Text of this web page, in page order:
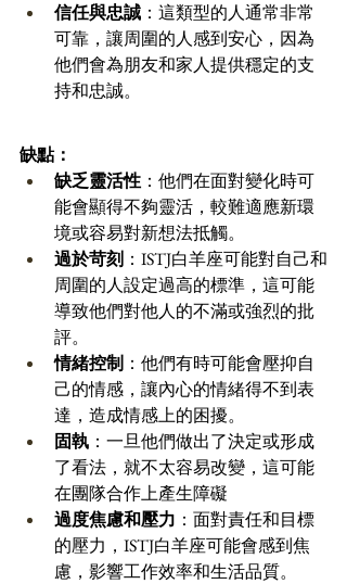
信任與忠誠 ：這類型的人通常非常
可靠，讓周圍的人感到安心，因為
他們會為朋友和家人提供穩定的支
持和忠誠。
缺點：
缺乏靈活性 ：他們在面對變化時可
能會顯得不夠靈活，較難適應新環
境或容易對新想法抵觸。
過於苛刻 ：ISTJ白羊座可能對自己和
周圍的人設定過高的標準，這可能
導致他們對他人的不滿或強烈的批
評。
情緒控制 ：他們有時可能會壓抑自
己的情感，讓內心的情緒得不到表
達，造成情感上的困擾。
固執 ：一旦他們做出了決定或形成
了看法，就不太容易改變，這可能
在團隊合作上產生障礙
過度焦慮和壓力 ：面對責任和目標
的壓力，ISTJ白羊座可能會感到焦
慮，影響工作效率和生活品質。